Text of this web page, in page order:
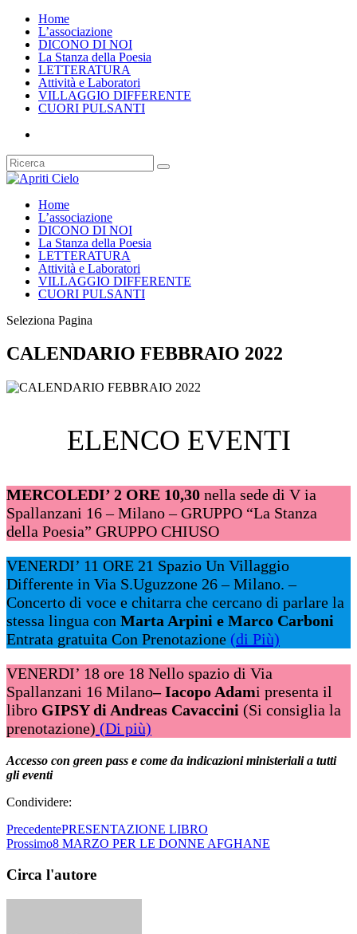
Home
L’associazione
DICONO DI NOI
La Stanza della Poesia
LETTERATURA
Attività e Laboratori
VILLAGGIO DIFFERENTE
CUORI PULSANTI
Home
L’associazione
DICONO DI NOI
La Stanza della Poesia
LETTERATURA
Attività e Laboratori
VILLAGGIO DIFFERENTE
CUORI PULSANTI
Seleziona Pagina
CALENDARIO FEBBRAIO 2022
ELENCO EVENTI
MERCOLEDI’ 2 ORE 10,30 nella sede di V ia
Spallanzani 16 – Milano – GRUPPO “La Stanza
della Poesia” GRUPPO CHIUSO
VENERDI’ 11 ORE 21 Spazio Un Villaggio
Differente in Via S.Uguzzone 26 – Milano. –
Concerto di voce e chitarra che cercano di parlare la
stessa lingua con Marta Arpini e Marco Carboni
Entrata gratuita Con Prenotazione (di Più)
VENERDI’ 18 ore 18 Nello spazio di Via
Spallanzani 16 Milano– Iacopo Adami presenta il
libro GIPSY di Andreas Cavaccini (Si consiglia la
prenotazione) (Di più)
Accesso con green pass e come da indicazioni ministeriali a tutti
gli eventi
Condividere:
PrecedentePRESENTAZIONE LIBRO
Prossimo8 MARZO PER LE DONNE AFGHANE
Circa l'autore